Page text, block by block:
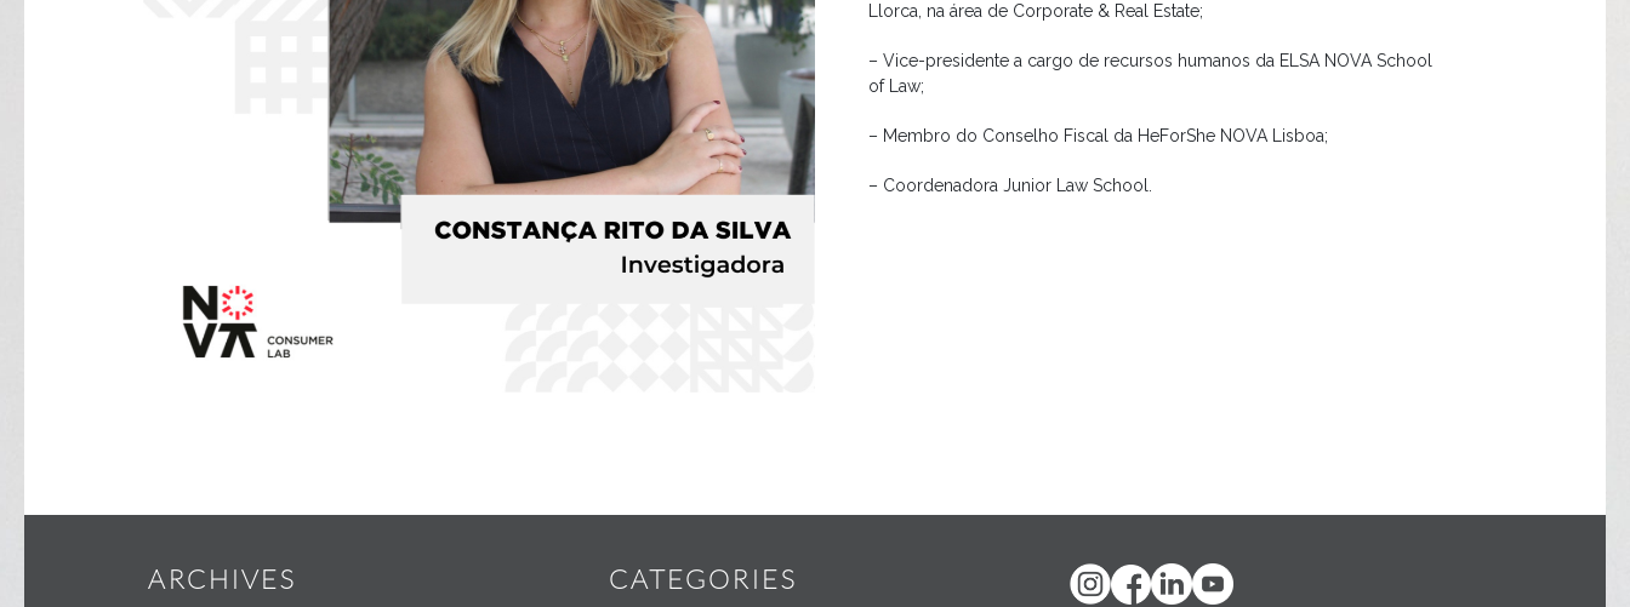
Llorca, na área de Corporate & Real Estate;
– Vice-presidente a cargo de recursos humanos da ELSA NOVA School
of Law;
– Membro do Conselho Fiscal da HeForShe NOVA Lisboa;
– Coordenadora Junior Law School.
ARCHIVES CATEGORIES